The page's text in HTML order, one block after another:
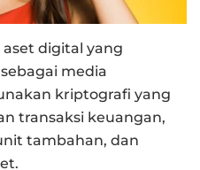
aset digital yang
media
kriptografi yang
transaksi keuangan,
tambahan, dan